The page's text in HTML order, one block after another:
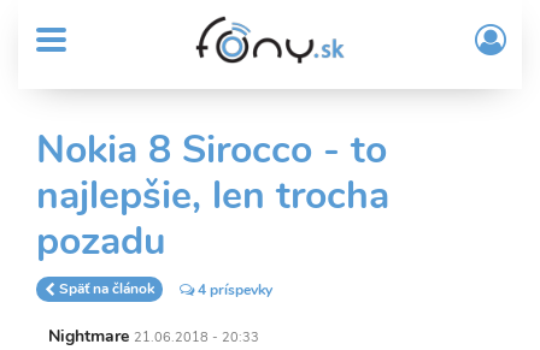
obsah
MENU
Sub
Header
menu
User
account
menu
/
Nokia 8 Sirocco - to
najlepšie, len trocha
pozadu
Späť na článok 4 príspevky
Nightmare 21.06.2018 - 20:33